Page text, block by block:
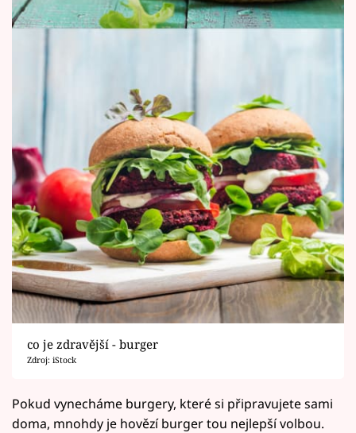
co je zdravější - burger
Zdroj: iStock
Pokud vynecháme burgery, které si připravujete sami
doma, mnohdy je hovězí burger tou nejlepší volbou.